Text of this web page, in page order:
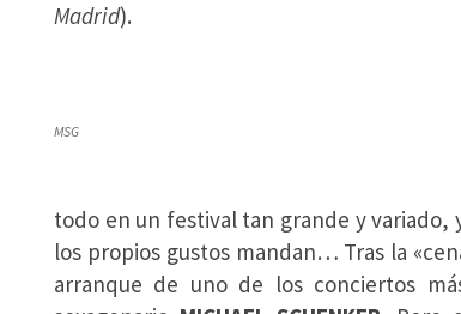
Madrid).
MSG
todo en un festival tan grande y
los propios gustos mandan… Tras la
arranque de uno de los conciertos